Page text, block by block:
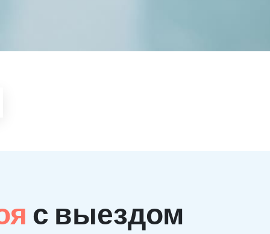
с выездом